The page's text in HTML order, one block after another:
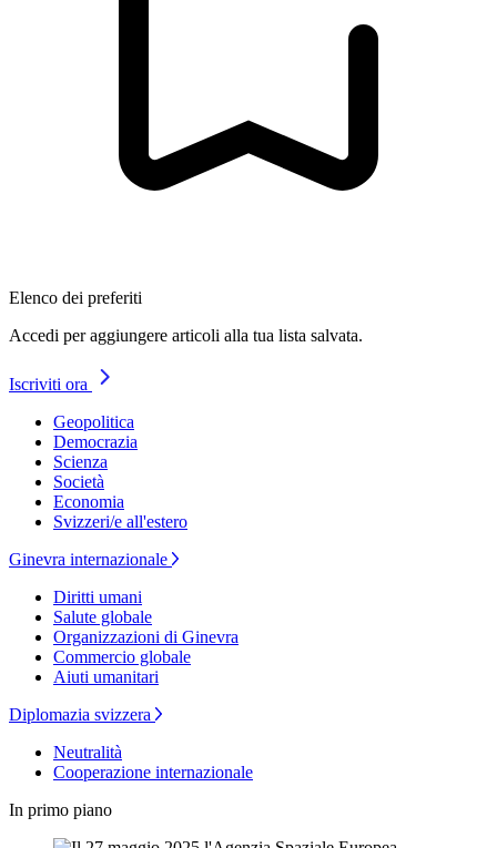
Elenco dei preferiti
Accedi per aggiungere articoli alla tua lista salvata.
Iscriviti ora
Geopolitica
Democrazia
Scienza
Società
Economia
Svizzeri/e all'estero
Ginevra internazionale
Diritti umani
Salute globale
Organizzazioni di Ginevra
Commercio globale
Aiuti umanitari
Diplomazia svizzera
Neutralità
Cooperazione internazionale
In primo piano